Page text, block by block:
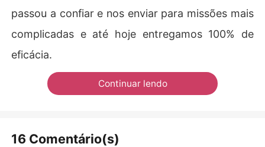
passou a confiar e nos enviar para missões mais
complicadas e até hoje entregamos 100% de
eficácia.
Continuar lendo
16 Comentário(s)